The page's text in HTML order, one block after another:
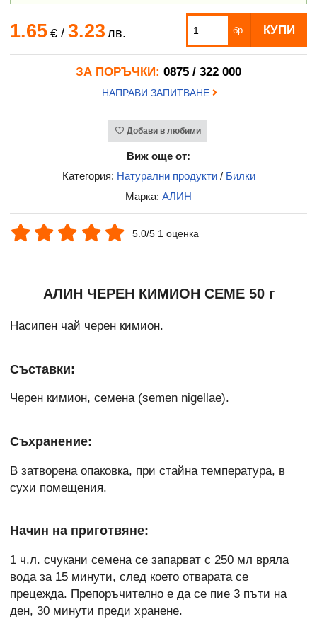
1.65 €/ 3.23 лв. бр. КУПИ
ЗА ПОРЪЧКИ: 0875 / 322 000
НАПРАВИ ЗАПИТВАНЕ
Добави в любими
Виж още от:
Категория: Натурални продукти/ Билки
Марка: АЛИН
5.0/5 1 оценка
АЛИН ЧЕРЕН КИМИОН СЕМЕ 50 г
Насипен чай черен кимион.
Съставки:
Черен кимион, семена (semen nigellae).
Съхранение:
В затворена опаковка, при стайна температура, в
сухи помещения.
Начин на приготвяне:
1 ч.л. счукани семена се запарват с 250 мл вряла
вода за 15 минути, след което отварата се
прецежда. Препоръчително е да се пие 3 пъти на
ден, 30 минути преди хранене.